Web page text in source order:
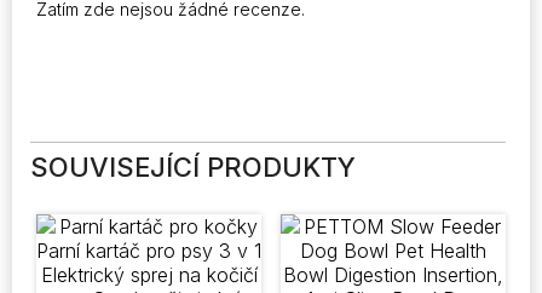
Zatím zde nejsou žádné recenze.
SOUVISEJÍCÍ PRODUKTY